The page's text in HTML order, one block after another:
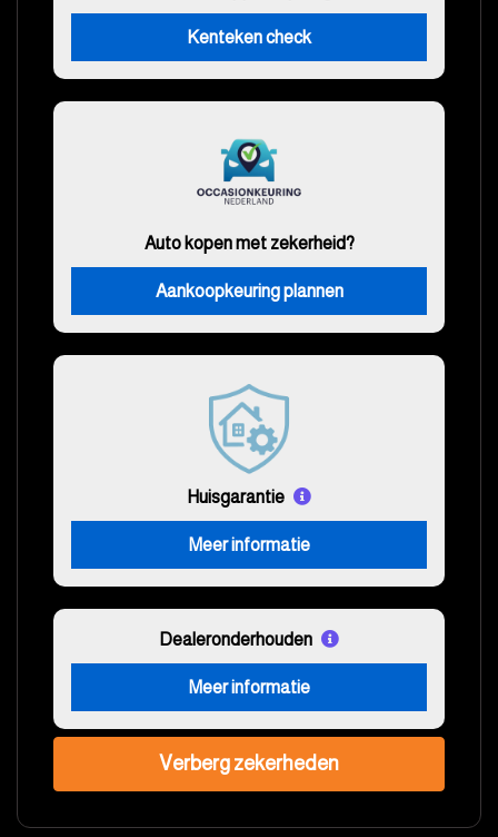
Kenteken check
Auto kopen met zekerheid?
Aankoopkeuring plannen
Huisgarantie
Meer informatie
Dealeronderhouden
Meer informatie
Verberg zekerheden